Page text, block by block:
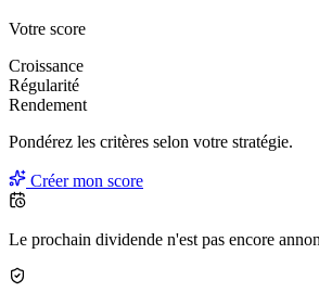
Votre score
Croissance
Régularité
Rendement
Pondérez les critères selon votre stratégie.
Créer mon score
Le prochain dividende n'est pas encore